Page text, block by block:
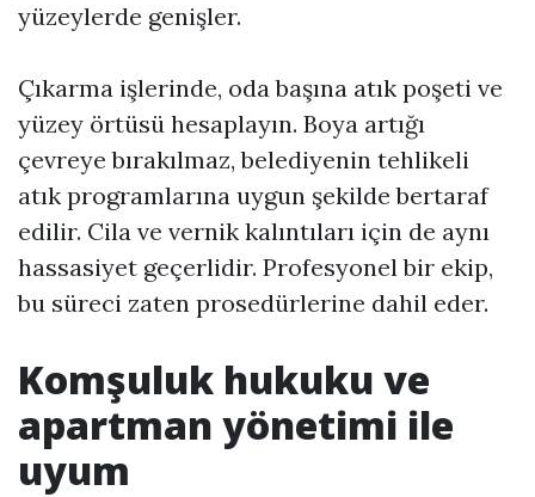
yüzeylerde genişler.
Çıkarma işlerinde, oda başına atık poşeti ve
yüzey örtüsü hesaplayın. Boya artığı
çevreye bırakılmaz, belediyenin tehlikeli
atık programlarına uygun şekilde bertaraf
edilir. Cila ve vernik kalıntıları için de aynı
hassasiyet geçerlidir. Profesyonel bir ekip,
bu süreci zaten prosedürlerine dahil eder.
Komşuluk hukuku ve
apartman yönetimi ile
uyum